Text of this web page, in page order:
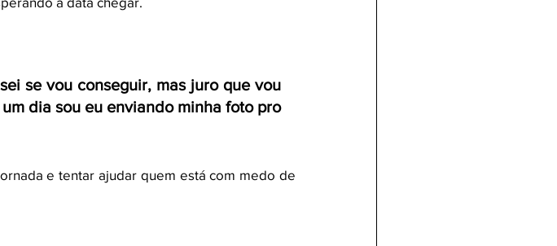
se vou conseguir, mas juro que vou
dia sou eu enviando minha foto pro
e tentar ajudar quem está com medo de